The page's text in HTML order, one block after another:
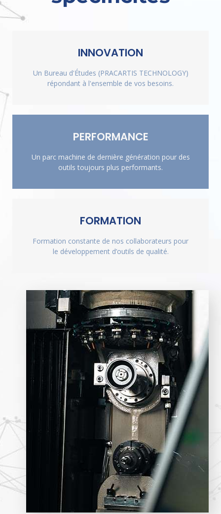
INNOVATION
Un Bureau d'Études (PRACARTIS TECHNOLOGY)
répondant à l'ensemble de vos besoins.
FLEXIBILITÉ
Une flexibilité de notre chaîne de production
permettant d'obtenir des délais très court.
PERFORMANCE
Un parc machine de dernière génération pour des
outils toujours plus performants.
INVESTISSEMENT
Une politique constante d'investissement pour
être à la pointe de la technologie.
FORMATION
Formation constante de nos collaborateurs pour
le développement d’outils de qualité.
RÉACTIVITÉ
Une équipe dynamique garantissant une grande
réactivité.